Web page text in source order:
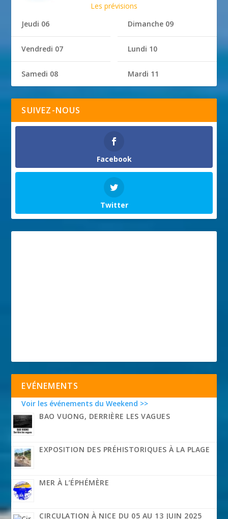
Les prévisions
Jeudi 06
Vendredi 07
Samedi 08
Dimanche 09
Lundi 10
Mardi 11
SUIVEZ-NOUS
Facebook
Twitter
EVÉNEMENTS
Voir les événements du Weekend >>
BAO VUONG, DERRIÈRE LES VAGUES
EXPOSITION DES PRÉHISTORIQUES À LA PLAGE
MER À L’ÉPHÉMÈRE
CIRCULATION À NICE DU 05 AU 13 JUIN 2025